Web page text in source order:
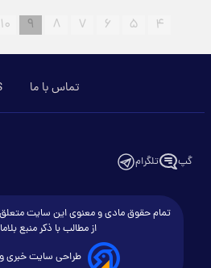
۴ ۵ ۶ ۷ ۸ ۹ ۱۰
تماس با ما
گپ تلگرام
تمام حقوق مادی و معنوی این سایت
از مطالب با ذکر منبع
طراحی سایت خبری و